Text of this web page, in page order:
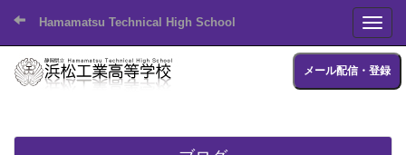
Hamamatsu Technical High School
メール配信・登録